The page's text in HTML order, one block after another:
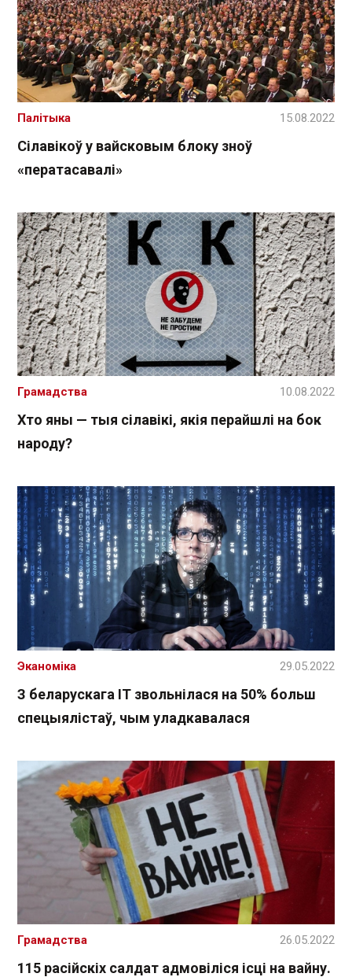
Сілавікоў у вайсковым блоку зноў
«ператасавалі»
Палітыка 15.08.2022
Хто яны — тыя сілавікі, якія перайшлі на бок
народу?
Грамадства 10.08.2022
З беларускага ІТ звольнілася на 50% больш
спецыялістаў, чым уладкавалася
Эканоміка 29.05.2022
115 расійскіх салдат адмовіліся ісці на вайну.
Грамадства 26.05.2022